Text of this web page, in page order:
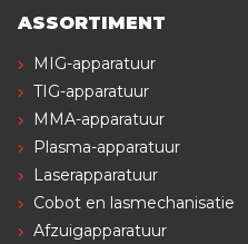
ASSORTIMENT
MIG-apparatuur
TIG-apparatuur
MMA-apparatuur
Plasma-apparatuur
Laserapparatuur
Cobot en lasmechanisatie
Afzuigapparatuur